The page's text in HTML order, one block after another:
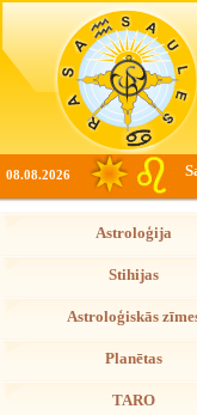
08.08.2026
Astroloģija
Stihijas
Astroloģiskās
Planētas
TARO